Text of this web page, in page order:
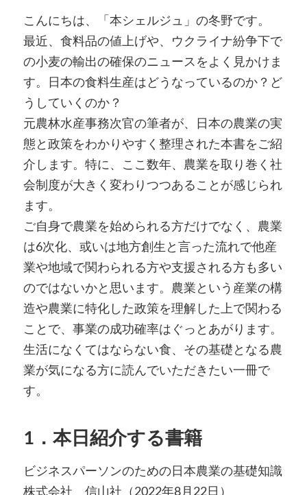
こんにちは、「本シェルジュ」の冬野です。
最近、食料品の値上げや、ウクライナ紛争下で
の小麦の輸出の確保のニュースをよく見かけま
す。日本の食料生産はどうなっているのか？ど
うしていくのか？
元農林水産事務次官の筆者が、日本の農業の実
態と政策をわかりやすく整理された本書をご紹
介します。特に、ここ数年、農業を取り巻く社
会制度が大きく変わりつつあることが感じられ
ます。
ご自身で農業を始められる方だけでなく、農業
は6次化、或いは地方創生と言った流れで他産
業や地域で関わられる方や支援される方も多い
のではないかと思います。農業という産業の構
造や農業に特化した政策を理解した上で関わる
ことで、事業の成功確率はぐっとあがります。
生活になくてはならない食、その基礎となる農
業が気になる方に読んでいただきたい一冊で
す。
1．本日紹介する書籍
ビジネスパーソンのための日本農業の基礎知識
株式会社 信山社（2022年8月22日）